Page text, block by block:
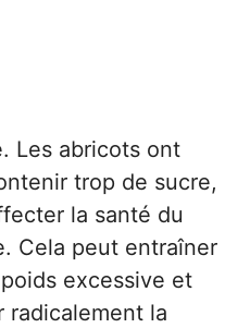
Les abricots ont
trop de sucre,
la santé du
Cela peut entraîner
excessive et
radicalement la